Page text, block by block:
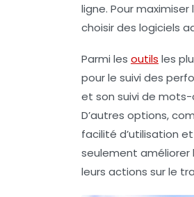
ligne. Pour
choisir des logiciels
Parmi les outils les
pour le suivi des
et son suivi de mots-
D’autres options,
facilité d’utilisation
seulement
leurs actions sur le